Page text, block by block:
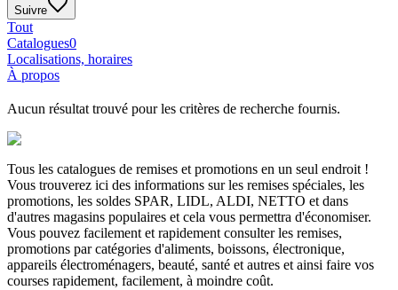
Suivre
Tout
Catalogues0
Localisations, horaires
À propos
Aucun résultat trouvé pour les critères de recherche fournis.
Tous les catalogues de remises et promotions en un seul endroit !
Vous trouverez ici des informations sur les remises spéciales, les
promotions, les soldes SPAR, LIDL, ALDI, NETTO et dans
d'autres magasins populaires et cela vous permettra d'économiser.
Vous pouvez facilement et rapidement consulter les remises,
promotions par catégories d'aliments, boissons, électronique,
appareils électroménagers, beauté, santé et autres et ainsi faire vos
courses rapidement, facilement, à moindre coût.